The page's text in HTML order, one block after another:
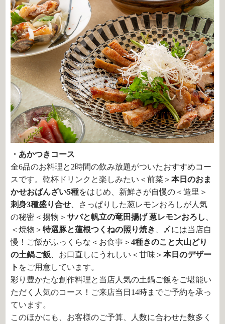
・あかつきコース
全6品のお料理と2時間の飲み放題がついたおすすめコー
スです。乾杯ドリンクと楽しみたい＜前菜＞本日のおま
かせおばんざい5種をはじめ、新鮮さが自慢の＜造里＞
刺身3種盛り合せ 、さっぱりした葱レモンおろしが人気
の秘密＜揚物＞サバと帆立の竜田揚げ 葱レモンおろし
＜焼物＞特選豚と蓮根つくねの照り焼き
、〆には当店自
慢！ご飯がふっくらな＜お食事＞4種きのこと大山どり
の土鍋ご飯 、お口直しにうれしい＜甘味＞本日のデザー
ト をご用意しています。
彩り豊かたな創作料理と当店人気の土鍋ご飯をご堪能い
ただく人気のコース！ご来店当日14時までご予約を承っ
ています。
このほかにも、お客様のご予算、人数に合わせた数多く